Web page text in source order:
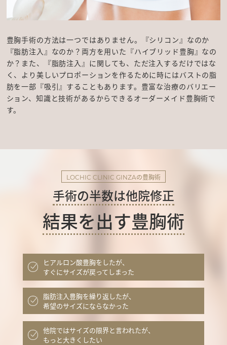
豊胸手術の方法は一つではありません。『シリコン』なのか
『脂肪注入』なのか？両方を用いた『ハイブリッド豊胸』なの
か？また、『脂肪注入』に関しても、ただ注入するだけではな
く、より美しいプロポーションを作るために時にはバストの脂
肪を一部『吸引』することもあります。豊富な治療のバリエー
ション、知識と技術があるからできるオーダーメイド豊胸術で
す。
LOCHIC CLINIC GINZAの豊胸術
手術の半数は他院修正
結果を出す豊胸術
ヒアルロン酸豊胸をしたが、
すぐにサイズが戻ってしまった
脂肪注入豊胸を繰り返したが、
希望のサイズにならなかった
他院ではサイズの限界と言われたが、
もっと大きくしたい